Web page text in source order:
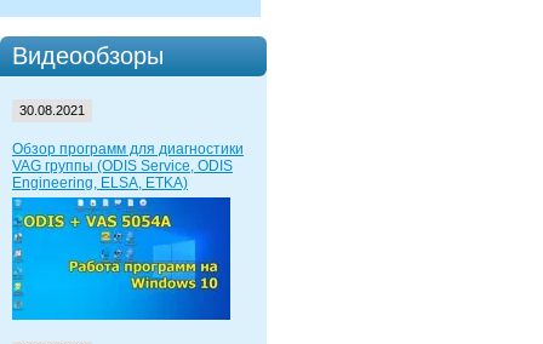
Видеообзоры
30.08.2021
Обзор программ для диагностики
VAG группы (ODIS Service, ODIS
Engineering, ELSA, ETKA)